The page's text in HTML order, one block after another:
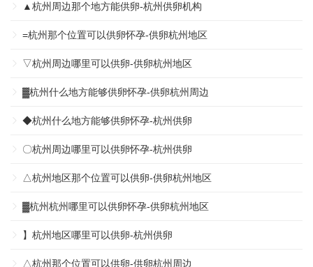
▲杭州周边那个地方能供卵-杭州供卵机构
=杭州那个位置可以供卵怀孕-供卵杭州地区
▽杭州周边哪里可以供卵-供卵杭州地区
▓杭州什么地方能够供卵怀孕-供卵杭州周边
◆杭州什么地方能够供卵怀孕-杭州供卵
〇杭州周边哪里可以供卵怀孕-杭州供卵
△杭州地区那个位置可以供卵-供卵杭州地区
▓杭州杭州哪里可以供卵怀孕-供卵杭州地区
】杭州地区哪里可以供卵-杭州供卵
△杭州那个位置可以供卵-供卵杭州周边